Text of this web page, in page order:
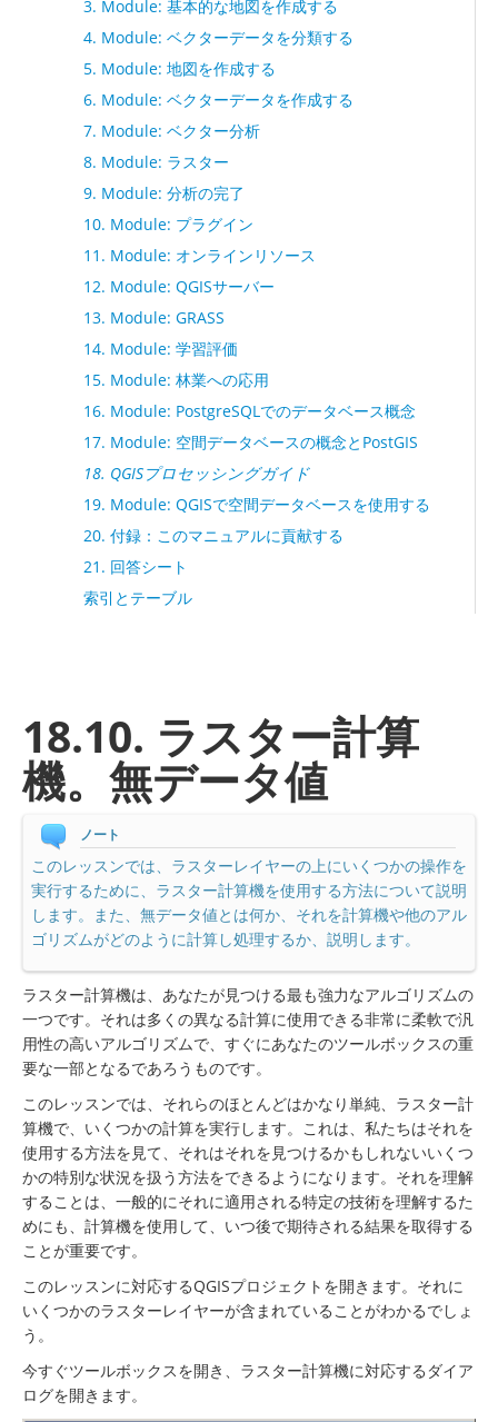
3. Module: 基本的な地図を作成する
4. Module: ベクターデータを分類する
5. Module: 地図を作成する
6. Module: ベクターデータを作成する
7. Module: ベクター分析
8. Module: ラスター
9. Module: 分析の完了
10. Module: プラグイン
11. Module: オンラインリソース
12. Module: QGISサーバー
13. Module: GRASS
14. Module: 学習評価
15. Module: 林業への応用
16. Module: PostgreSQLでのデータベース概念
17. Module: 空間データベースの概念とPostGIS
18. QGISプロセッシングガイド
19. Module: QGISで空間データベースを使用する
20. 付録：このマニュアルに貢献する
21. 回答シート
索引とテーブル
18.10. ラスター計算
機。無データ値
ノート
このレッスンでは、ラスターレイヤーの上にいくつかの操作を
実行するために、ラスター計算機を使用する方法について説明
します。また、無データ値とは何か、それを計算機や他のアル
ゴリズムがどのように計算し処理するか、説明します。
ラスター計算機は、あなたが見つける最も強力なアルゴリズムの
一つです。それは多くの異なる計算に使用できる非常に柔軟で汎
用性の高いアルゴリズムで、すぐにあなたのツールボックスの重
要な一部となるであろうものです。
このレッスンでは、それらのほとんどはかなり単純、ラスター計
算機で、いくつかの計算を実行します。これは、私たちはそれを
使用する方法を見て、それはそれを見つけるかもしれないいくつ
かの特別な状況を扱う方法をできるようになります。それを理解
することは、一般的にそれに適用される特定の技術を理解するた
めにも、計算機を使用して、いつ後で期待される結果を取得する
ことが重要です。
このレッスンに対応するQGISプロジェクトを開きます。それに
いくつかのラスターレイヤーが含まれていることがわかるでしょ
う。
今すぐツールボックスを開き、ラスター計算機に対応するダイア
ログを開きます。